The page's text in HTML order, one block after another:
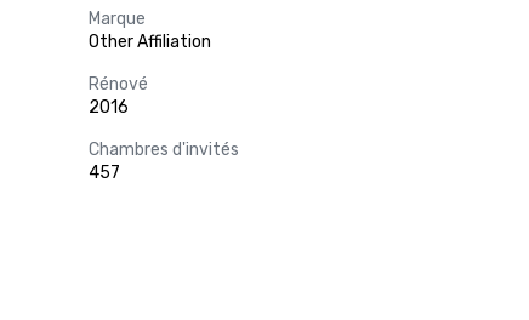
Marque
Other Affiliation
Rénové
2016
Chambres d'invités
457